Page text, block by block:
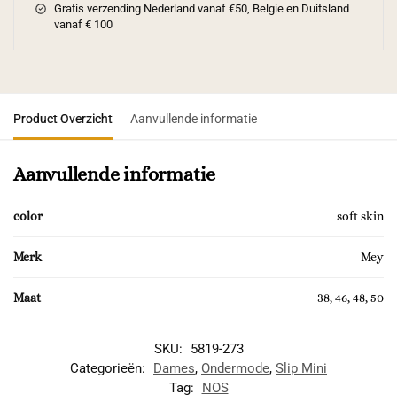
Gratis verzending Nederland vanaf €50, Belgie en Duitsland
vanaf € 100
Product Overzicht Aanvullende informatie
Aanvullende informatie
color soft skin
Merk Mey
Maat 38, 46, 48, 50
SKU:
5819-273
Categorieën:
Dames, Ondermode, Slip Mini
Tag:
NOS